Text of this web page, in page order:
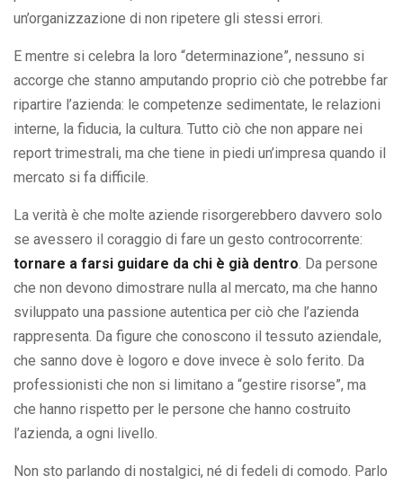
un’organizzazione di non ripetere gli stessi errori.
E mentre si celebra la loro “determinazione”, nessuno si
accorge che stanno amputando proprio ciò che potrebbe far
ripartire l’azienda: le competenze sedimentate, le relazioni
interne, la fiducia, la cultura. Tutto ciò che non appare nei
report trimestrali, ma che tiene in piedi un’impresa quando il
mercato si fa difficile.
La verità è che molte aziende risorgerebbero davvero solo
se avessero il coraggio di fare un gesto controcorrente:
tornare a farsi guidare da chi è già dentro . Da persone
che non devono dimostrare nulla al mercato, ma che hanno
sviluppato una passione autentica per ciò che l’azienda
rappresenta. Da figure che conoscono il tessuto aziendale,
che sanno dove è logoro e dove invece è solo ferito. Da
professionisti che non si limitano a “gestire risorse”, ma
che hanno rispetto per le persone che hanno costruito
l’azienda, a ogni livello.
Non sto parlando di nostalgici, né di fedeli di comodo. Parlo